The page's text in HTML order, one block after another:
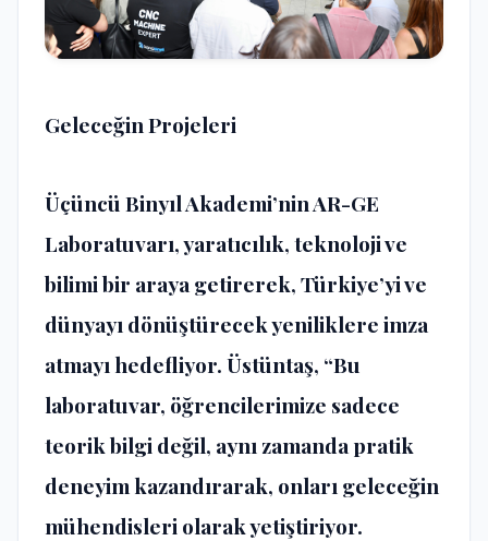
Geleceğin Projeleri
Üçüncü Binyıl Akademi’nin AR-GE
Laboratuvarı, yaratıcılık, teknoloji ve
bilimi bir araya getirerek, Türkiye’yi ve
dünyayı dönüştürecek yeniliklere imza
atmayı hedefliyor. Üstüntaş, “Bu
laboratuvar, öğrencilerimize sadece
teorik bilgi değil, aynı zamanda pratik
deneyim kazandırarak, onları geleceğin
mühendisleri olarak yetiştiriyor.